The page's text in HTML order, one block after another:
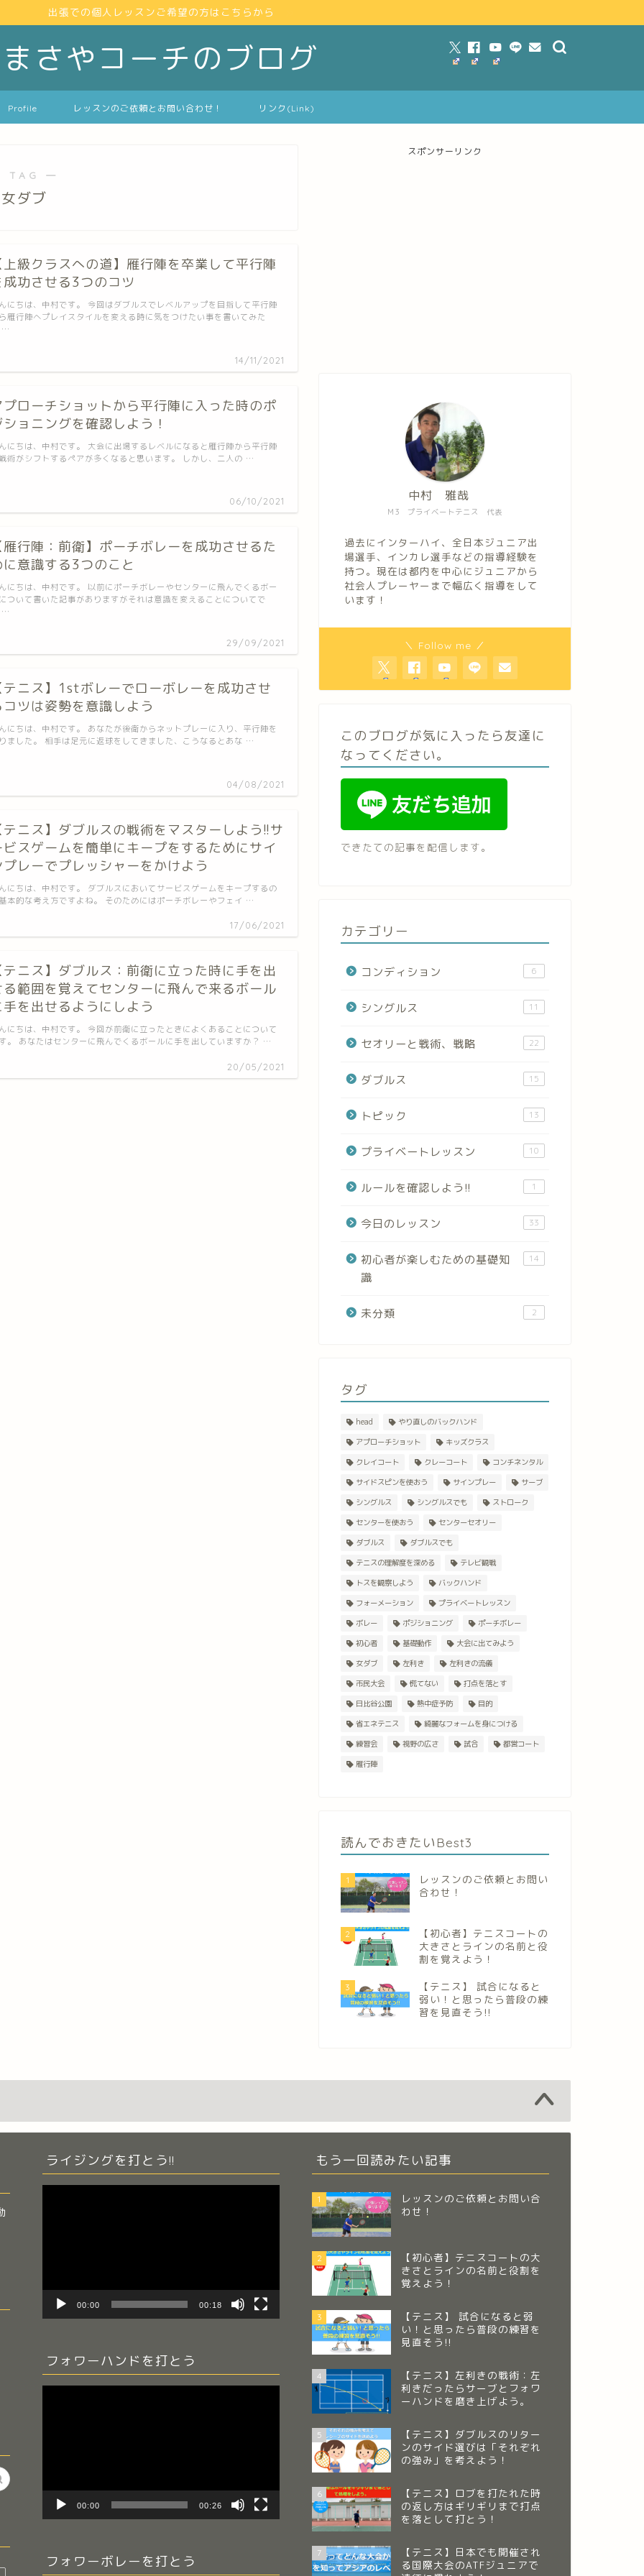
出張での個人レッスンご希望の方はこちらから
まさやコーチのブログ
Profile レッスンのご依頼とお問い合わせ！ リンク(Link)
TAG ―
女ダブ
上級クラスへの道】雁行陣を卒業して平行陣
成功させる3つのコツ
14/11/2021
にちは、中村です。 今回はダブルスでレベルアップを目指して平行陣
雁行陣へプレイスタイルを変える時に気をつけたい事を書いてみた
…
プローチショットから平行陣に入った時のポ
ョニングを確認しよう！
06/10/2021
にちは、中村です。 大会に出場するレベルになると雁行陣から平行陣
術がシフトするペアが多くなると思います。 しかし、二人の …
雁行陣：前衛】ポーチボレーを成功させるた
に意識する3つのこと
29/09/2021
にちは、中村です。 以前にポーチボレーやセンターに飛んでくるボー
ついて書いた記事がありますがそれは意識を変えることについてで
…
テニス】1stボレーでローボレーを成功させ
コツは姿勢を意識しよう
04/08/2021
にちは、中村です。 あなたが後衛からネットプレーに入り、平行陣を
ました。 相手は足元に返球をしてきました、こうなるとあな …
テニス】ダブルスの戦術をマスターしよう!!サ
ビスゲームを簡単にキープをするためにサイ
プレーでプレッシャーをかけよう
17/06/2021
にちは、中村です。 ダブルスにおいてサービスゲームをキープするの
本的な考え方ですよね。 そのためにはポーチボレーやフェイ …
テニス】ダブルス：前衛に立った時に手を出
る範囲を覚えてセンターに飛んで来るボール
手を出せるようにしよう
20/05/2021
にちは、中村です。 今回が前衛に立ったときによくあることについて
。 あなたはセンターに飛んでくるボールに手を出していますか？ …
スポンサーリンク
M3 プライベートテニス 代表
中村 雅哉
過去にインターハイ、全日本ジュニア出
場選手、インカレ選手などの指導経験を
持つ。現在は都内を中心にジュニアから
社会人プレーヤーまで幅広く指導をして
います！
＼ Follow me ／
このブログが気に入ったら友達に
なってください。
できたての記事を配信します。
カテゴリー
コンディション 6
シングルス 11
セオリーと戦術、戦略 22
ダブルス 15
トピック 13
プライベートレッスン 10
ルールを確認しよう!! 1
今日のレッスン 33
初心者が楽しむための基礎知
識
14
未分類 2
タグ
head
やり直しのバックハンド
アプローチショット
キッズクラス
クレイコート
クレーコート
コンチネンタル
サイドスピンを使おう
サインプレー
サーブ
シングルス
シングルスでも
ストローク
センターを使おう
センターセオリー
ダブルス
ダブルスでも
テニスの理解度を深める
テレビ観戦
トスを観察しよう
バックハンド
フォーメーション
プライベートレッスン
ボレー
ポジショニング
ポーチボレー
初心者
基礎動作
大会に出てみよう
女ダブ
左利き
左利きの流儀
市民大会
慌てない
打点を落とす
日比谷公園
熱中症予防
目的
省エネテニス
綺麗なフォームを身につける
練習会
視野の広さ 試合
都営コート
雁行陣
読んでおきたいBest3
1
レッスンのご依頼とお問い
合わせ！
2
【初心者】テニスコートの
大きさとラインの名前と役
割を覚えよう！
3
【テニス】 試合になると
弱い！と思ったら普段の練
習を見直そう!!
ライジングを打とう!!
ー
00:00 00:18
フォワーハンドを打とう
ー
00:00 00:26
フォワーボレーを打とう
もう一回読みたい記事
1
レッスンのご依頼とお問い合
わせ！
2
【初心者】テニスコートの大
きさとラインの名前と役割を
覚えよう！
3
【テニス】 試合になると弱
い！と思ったら普段の練習を
見直そう!!
4
【テニス】左利きの戦術：左
利きだったらサーブとフォワ
ーハンドを磨き上げよう。
5
【テニス】ダブルスのリター
ンのサイド選びは「それぞれ
の強み」を考えよう！
6
【テニス】ロブを打たれた時
の返し方はギリギリまで打点
を落として打とう！
7
【テニス】日本でも開催され
る国際大会のATFジュニアで